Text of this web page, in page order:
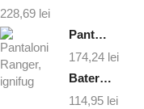
228,69 lei
Pantaloni Ranger, ignifug
174,24 lei
Baterie externa magsafe 10000 mAh
114,95 lei